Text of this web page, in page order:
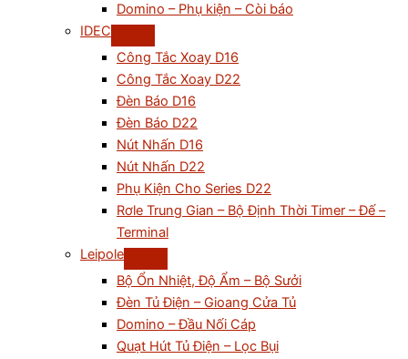
Domino – Phụ kiện – Còi báo
IDEC
Công Tắc Xoay D16
Công Tắc Xoay D22
Đèn Báo D16
Đèn Báo D22
Nút Nhấn D16
Nút Nhấn D22
Phụ Kiện Cho Series D22
Rơle Trung Gian – Bộ Định Thời Timer – Đế –
Terminal
Leipole
Bộ Ổn Nhiệt, Độ Ẩm – Bộ Sưởi
Đèn Tủ Điện – Gioang Cửa Tủ
Domino – Đầu Nối Cáp
Quạt Hút Tủ Điện – Lọc Bụi